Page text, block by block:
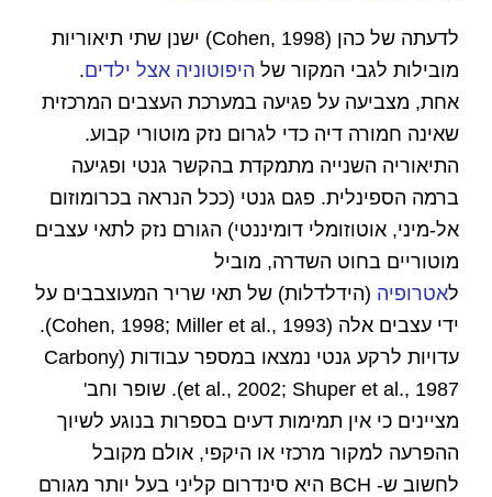
לדעתה של כהן (Cohen, 1998) ישנן שתי תיאוריות
מובילות לגבי המקור של היפוטוניה אצל ילדים.
אחת, מצביעה על פגיעה במערכת העצבים המרכזית
שאינה חמורה דיה כדי לגרום נזק מוטורי קבוע.
התיאוריה השנייה מתמקדת בהקשר גנטי ופגיעה
ברמה הספינלית. פגם גנטי (ככל הנראה בכרומוזום
אל-מיני, אוטוזומלי דומיננטי) הגורם נזק לתאי עצבים
מוטוריים בחוט השדרה, מוביל
לאטרופיה (הידלדלות) של תאי שריר המעוצבבים על
ידי עצבים אלה (Cohen, 1998; Miller et al., 1993).
עדויות לרקע גנטי נמצאו במספר עבודות (Carbony
et al., 2002; Shuper et al., 1987). שופר וחב'
מציינים כי אין תמימות דעים בספרות בנוגע לשיוך
ההפרעה למקור מרכזי או היקפי, אולם מקובל
לחשוב ש- BCH היא סינדרום קליני בעל יותר מגורם